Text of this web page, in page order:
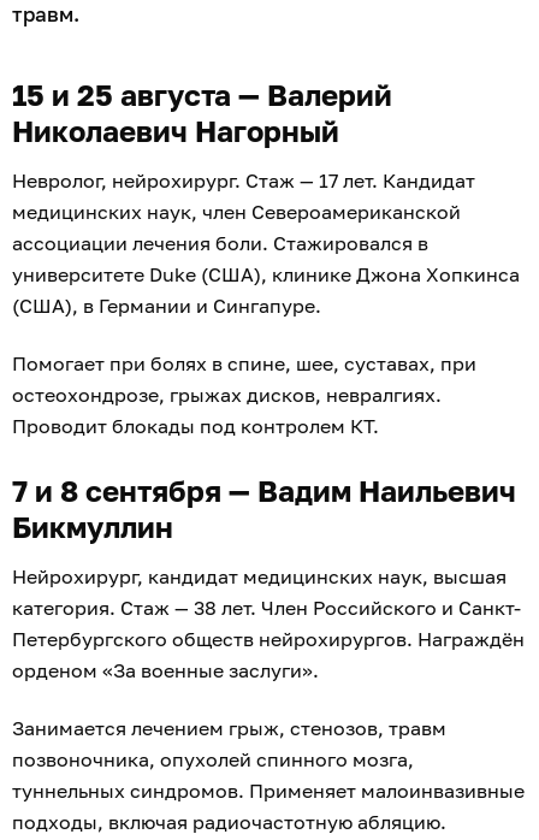
травм.
15 и 25 августа — Валерий
Николаевич Нагорный
Невролог, нейрохирург. Стаж — 17 лет. Кандидат
медицинских наук, член Североамериканской
ассоциации лечения боли. Стажировался в
университете Duke (США), клинике Джона Хопкинса
(США), в Германии и Сингапуре.
Помогает при болях в спине, шее, суставах, при
остеохондрозе, грыжах дисков, невралгиях.
Проводит блокады под контролем КТ.
7 и 8 сентября — Вадим Наильевич
Бикмуллин
Нейрохирург, кандидат медицинских наук, высшая
категория. Стаж — 38 лет. Член Российского и Санкт-
Петербургского обществ нейрохирургов. Награждён
орденом «За военные заслуги».
Занимается лечением грыж, стенозов, травм
позвоночника, опухолей спинного мозга,
туннельных синдромов. Применяет малоинвазивные
подходы, включая радиочастотную абляцию.